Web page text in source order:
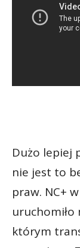
Dużo lepiej
nie jest to
praw. NC+
uruchomiło
którym